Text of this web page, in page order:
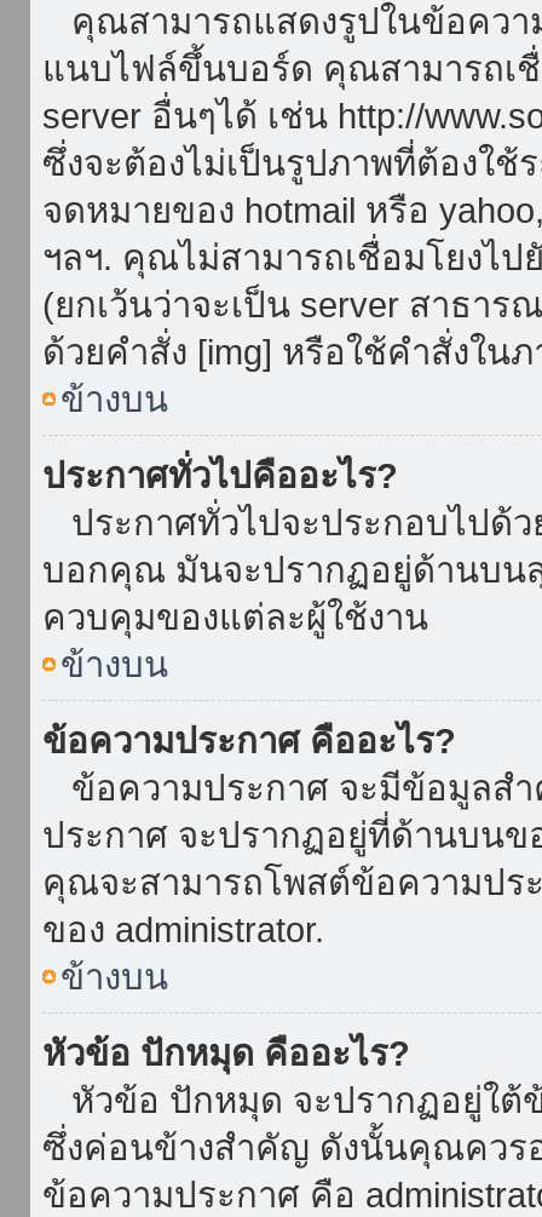
คุณสามารถแสดงรูปในข้อคว
แนบไฟล์ขึ้นบอร์ด คุณสามารถเชื่
server อื่นๆได้ เช่น http://
ซึ่งจะต้องไม่เป็นรูปภาพที่ต้องใ
จดหมายของ hotmail หรือ
ฯลฯ. คุณไม่สามารถเชื่อมโยงไ
(ยกเว้นว่าจะเป็น server สาธาร
ด้วยคำสั่ง [img] หรือใช้คำสั่งใ
ข้างบน
ประกาศทั่วไปคืออะไร?
ประกาศทั่วไปจะประกอบไปด้
บอกคุณ มันจะปรากฏอยู่ด้านบน
ควบคุมของแต่ละผู้ใช้งาน
ข้างบน
ข้อความประกาศ คืออะไร?
ข้อความประกาศ จะมีข้อมูลส
ประกาศ จะปรากฏอยู่ที่ด้านบนข
คุณจะสามารถโพสต์ข้อความป
ของ administrator.
ข้างบน
หัวข้อ ปักหมุด คืออะไร?
หัวข้อ ปักหมุด จะปรากฏอยู่ใต้
ซึ่งค่อนข้างสำคัญ ดังนั้นคุณควร
ข้อความประกาศ คือ